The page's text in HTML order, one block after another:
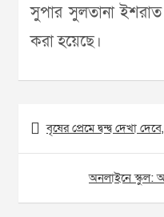
সুপার সুলতানা
করা হয়েছে।
Post
navigation
বৃষের প্রেমে দ্বন্দ্ব দেখা
অনলাইনে স্কুল: